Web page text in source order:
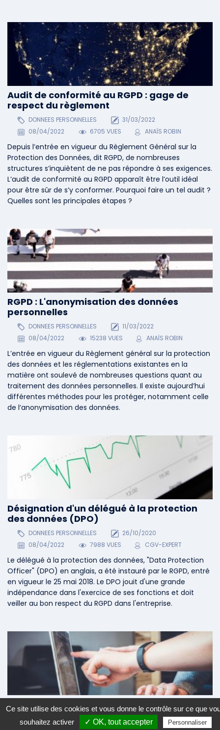
Étapes d'une mise en conformité au RGPD
DONNEES PERSONNELLES
31/03/2022
Désignation d'un délégué à la protection
des données (DPO)
DONNEES PERSONNELLES
26/10/2020
08/04/2022
7988 VUES CGV-EXPERT
Le délégué à la protection des données, "Data Protection
Officer" (DPO) en anglais, a été instauré par le RGPD, entré
en vigueur le 25 mai 2018. Le DPO jouit d'une grande
indépendance dans l'exercice de ses fonctions et doit
veiller au bon respect du RGPD dans l'entreprise.
RGPD : L'anonymisation des données
personnelles
DONNEES PERSONNELLES
11/03/2022
08/04/2022
15238 VUES ANAÏS ROBIN
L’entrée en vigueur du Règlement général sur la protection
des données et les réglementations existantes en la
matière ont soulevé de nombreuses questions quant au
traitement des données personnelles. Il existe aujourd’hui
différentes méthodes pour les protéger, notamment celle
de l’anonymisation des données.
Audit de conformité au RGPD : gage de
respect du règlement
DONNEES PERSONNELLES
31/03/2022
08/04/2022
6705 VUES ANAÏS ROBIN
Depuis l’entrée en vigueur du Règlement Général sur la
Protection des Données, dit RGPD, de nombreuses
structures s’inquiètent de ne pas répondre à ses exigences.
L’audit de conformité au RGPD apparaît être l’outil idéal
pour être sûr de s’y conformer. Pourquoi faire un tel audit ?
Quelles sont les principales étapes ?
Ce site utilise des cookies et vous donne le contrôle sur ce que
souhaitez activer
✓ OK, tout accepter Personnaliser